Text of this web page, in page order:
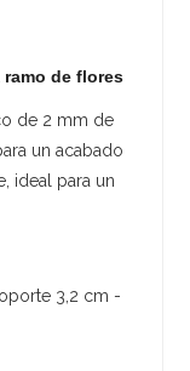
de flores
de 2 mm de
un acabado
ideal para un
3,2 cm -